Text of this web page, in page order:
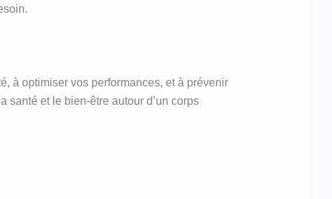
à optimiser vos performances, et à prévenir
santé et le bien-être autour d’un corps